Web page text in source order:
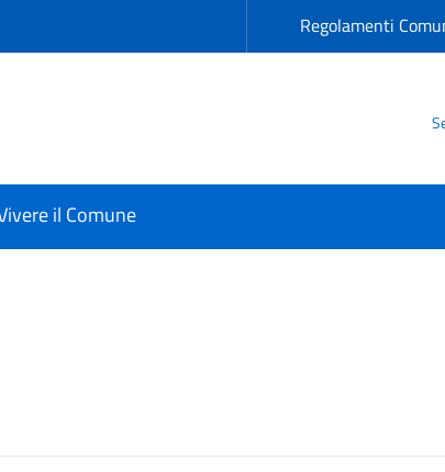
Regolamenti
il Comune